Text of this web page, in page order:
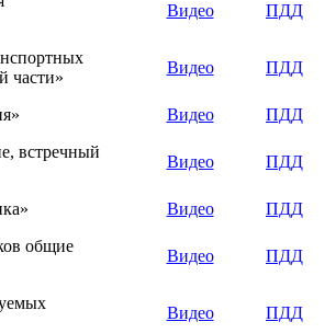
Видео ПДД
части»
Видео ПДД
Видео
ПДД
встречный
Видео ПДД
Видео
ПДД
общие
Видео ПДД
Видео ПДД